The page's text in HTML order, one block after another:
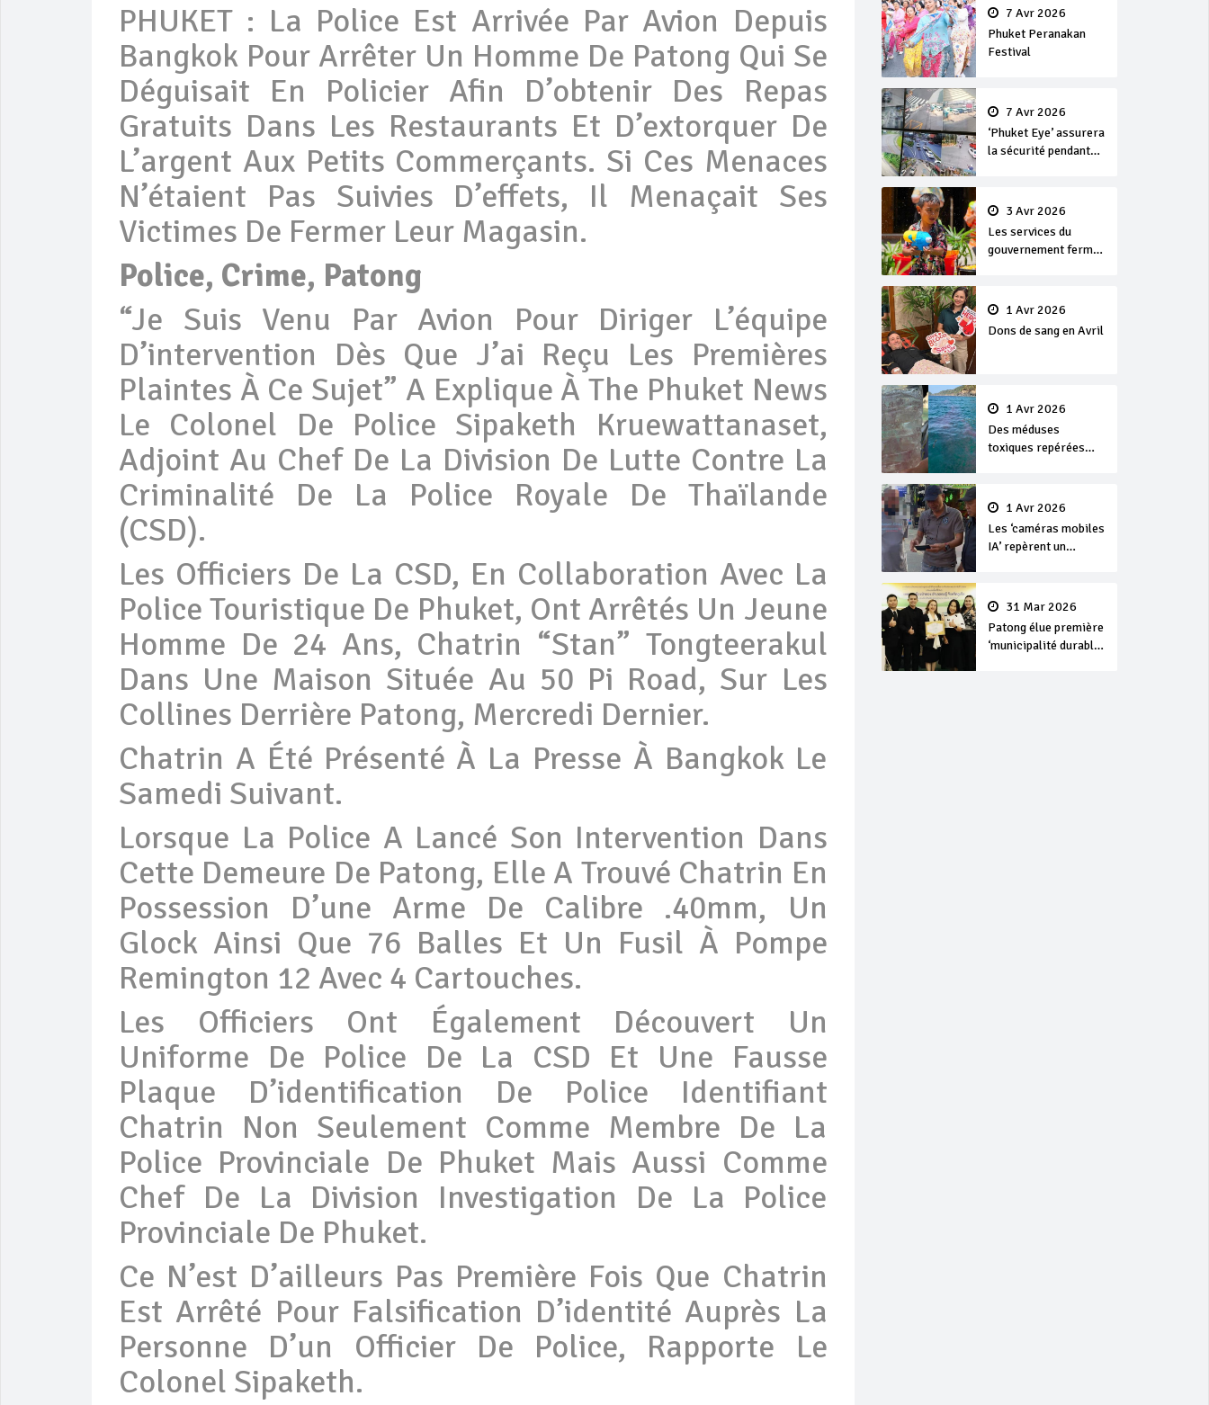
PHUKET : La Police Est Arrivée Par Avion Depuis
Bangkok Pour Arrêter Un Homme De Patong Qui Se
Déguisait En Policier Afin D’obtenir Des Repas
Gratuits Dans Les Restaurants Et D’extorquer De
L’argent Aux Petits Commerçants. Si Ces Menaces
N’étaient Pas Suivies D’effets, Il Menaçait Ses
Victimes De Fermer Leur Magasin.
Police, Crime, Patong
“Je Suis Venu Par Avion Pour Diriger L’équipe
D’intervention Dès Que J’ai Reçu Les Premières
Plaintes À Ce Sujet” A Explique À The Phuket News
Le Colonel De Police Sipaketh Kruewattanaset,
Adjoint Au Chef De La Division De Lutte Contre La
Criminalité De La Police Royale De Thaïlande
(CSD).
Les Officiers De La CSD, En Collaboration Avec La
Police Touristique De Phuket, Ont Arrêtés Un Jeune
Homme De 24 Ans, Chatrin “Stan” Tongteerakul
Dans Une Maison Située Au 50 Pi Road, Sur Les
Collines Derrière Patong, Mercredi Dernier.
Chatrin A Été Présenté À La Presse À Bangkok Le
Samedi Suivant.
Lorsque La Police A Lancé Son Intervention Dans
Cette Demeure De Patong, Elle A Trouvé Chatrin En
Possession D’une Arme De Calibre .40mm, Un
Glock Ainsi Que 76 Balles Et Un Fusil À Pompe
Remington 12 Avec 4 Cartouches.
Les Officiers Ont Également Découvert Un
Uniforme De Police De La CSD Et Une Fausse
Plaque D’identification De Police Identifiant
Chatrin Non Seulement Comme Membre De La
Police Provinciale De Phuket Mais Aussi Comme
Chef De La Division Investigation De La Police
Provinciale De Phuket.
Ce N’est D’ailleurs Pas Première Fois Que Chatrin
Est Arrêté Pour Falsification D’identité Auprès La
Personne D’un Officier De Police, Rapporte Le
Colonel Sipaketh.
7 Avr 2026
Phuket Peranakan
Festival
7 Avr 2026
‘Phuket Eye’ assurera
la sécurité pendant
3 Avr 2026
Les services du
gouvernement fermés
Songkran
1 Avr 2026
Dons de sang en Avril
1 Avr 2026
Des méduses
toxiques repérées
1 Avr 2026
Les ‘caméras mobiles
IA’ repèrent un
séjour31 Mar 2026
Patong élue première
‘municipalité durable’